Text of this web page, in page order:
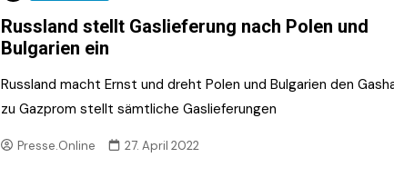
Russland stellt Gaslieferung nach Polen und
Bulgarien ein
Russland macht Ernst und dreht Polen und Bulgarien den
zu Gazprom stellt sämtliche Gaslieferungen
Presse.Online 27. April 2022